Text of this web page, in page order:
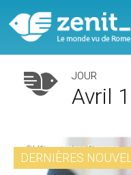
JOUR
Avril
DERNIÈRES